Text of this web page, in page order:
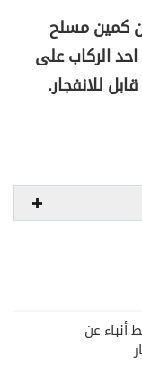
كمين مسلح
الركاب على
للانفجار.
أنباء عن